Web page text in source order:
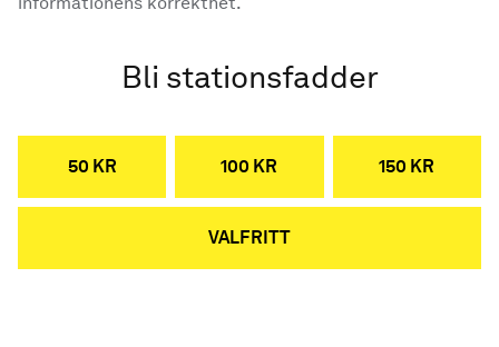
Bli stationsfadder
50 KR 100 KR 150 KR
VALFRITT